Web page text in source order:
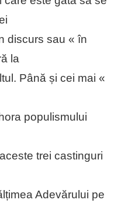
discurs sau « în
la
Până și cei mai «
populismului
trei castinguri
Adevărului pe